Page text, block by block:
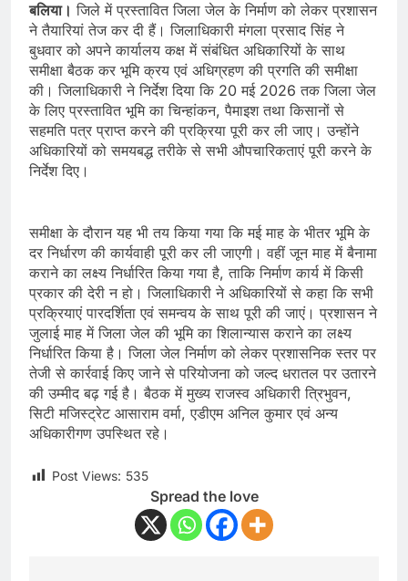
बलिया। जिले में प्रस्तावित जिला जेल के निर्माण को लेकर प्रशासन
ने तैयारियां तेज कर दी हैं। जिलाधिकारी मंगला प्रसाद सिंह ने
बुधवार को अपने कार्यालय कक्ष में संबंधित अधिकारियों के साथ
समीक्षा बैठक कर भूमि क्रय एवं अधिग्रहण की प्रगति की समीक्षा
की। जिलाधिकारी ने निर्देश दिया कि 20 मई 2026 तक जिला जेल
के लिए प्रस्तावित भूमि का चिन्हांकन, पैमाइश तथा किसानों से
सहमति पत्र प्राप्त करने की प्रक्रिया पूरी कर ली जाए। उन्होंने
अधिकारियों को समयबद्ध तरीके से सभी औपचारिकताएं पूरी करने के
निर्देश दिए।
समीक्षा के दौरान यह भी तय किया गया कि मई माह के भीतर भूमि के
दर निर्धारण की कार्यवाही पूरी कर ली जाएगी। वहीं जून माह में बैनामा
कराने का लक्ष्य निर्धारित किया गया है, ताकि निर्माण कार्य में किसी
प्रकार की देरी न हो। जिलाधिकारी ने अधिकारियों से कहा कि सभी
प्रक्रियाएं पारदर्शिता एवं समन्वय के साथ पूरी की जाएं। प्रशासन ने
जुलाई माह में जिला जेल की भूमि का शिलान्यास कराने का लक्ष्य
निर्धारित किया है। जिला जेल निर्माण को लेकर प्रशासनिक स्तर पर
तेजी से कार्रवाई किए जाने से परियोजना को जल्द धरातल पर उतारने
की उम्मीद बढ़ गई है। बैठक में मुख्य राजस्व अधिकारी त्रिभुवन,
सिटी मजिस्ट्रेट आसाराम वर्मा, एडीएम अनिल कुमार एवं अन्य
अधिकारीगण उपस्थित रहे।
Post Views: 535
Spread the love